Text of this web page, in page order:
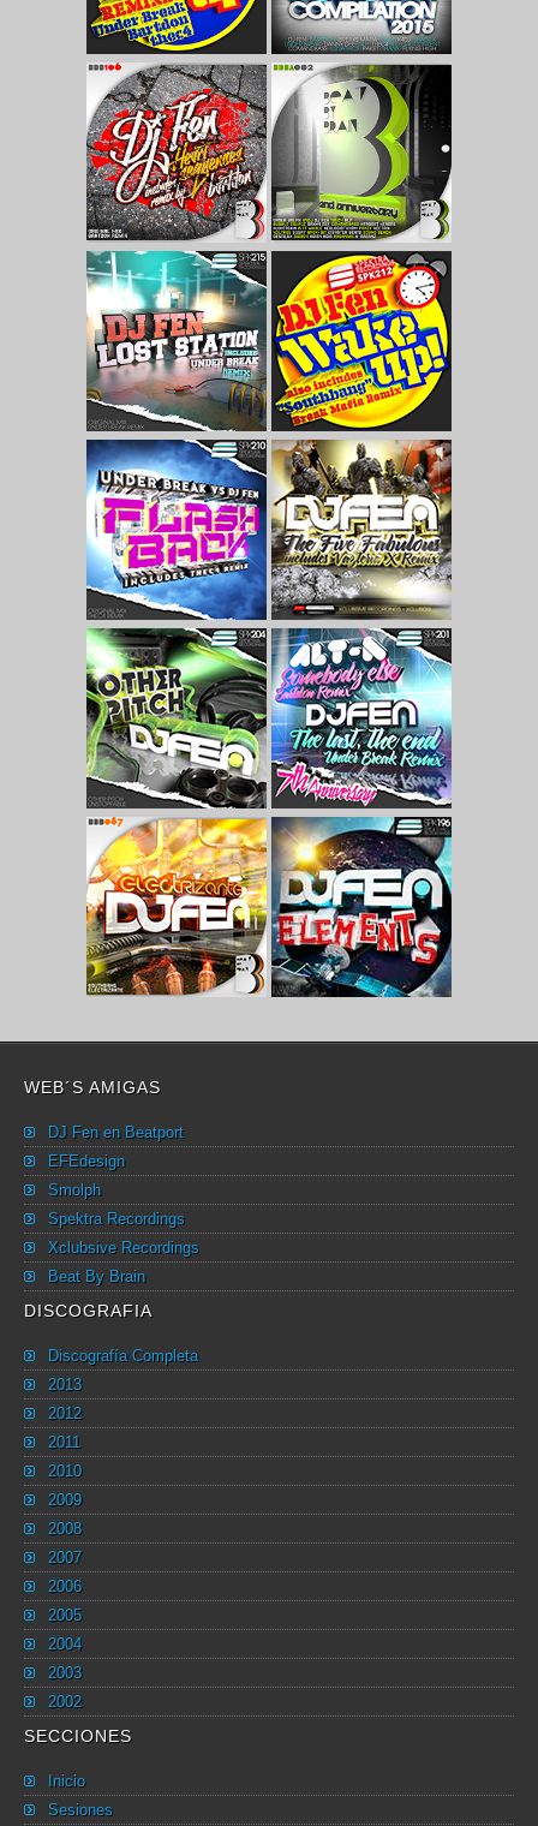
WEB´S AMIGAS
DJ Fen en Beatport
EFEdesign
Smolph
Spektra Recordings
Xclubsive Recordings
Beat By Brain
DISCOGRAFIA
Discografía Completa
2013
2012
2011
2010
2009
2008
2007
2006
2005
2004
2003
2002
SECCIONES
Inicio
Sesiones